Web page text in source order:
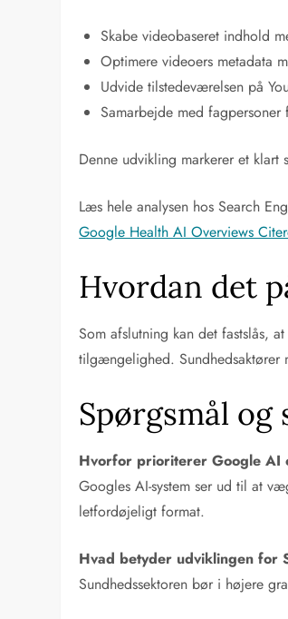
Skabe videobaseret indhold
Optimere videoers metadata
Udvide tilstedeværelsen på
Samarbejde med
Denne udvikling markerer et
Læs hele analysen hos Search
Google Health AI Overviews
Hvordan det
Som afslutning kan det fastslås,
tilgængelighed. Sundhedsaktører
Spørgsmål og
Hvorfor prioriterer Google AI
Googles AI-system ser ud til at
letfordøjeligt format.
Hvad betyder udviklingen for
Sundhedssektoren bør i højere